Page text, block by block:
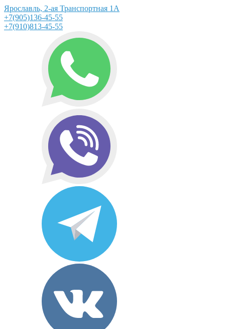
Ярославль, 2-ая Транспортная 1А
+7(905)136-45-55
+7(910)813-45-55